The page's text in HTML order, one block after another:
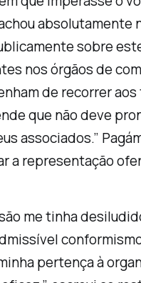
sobre
nos órgãos de
de recorrer
que não deve
associados.”
a representação
me tinha
pertença à